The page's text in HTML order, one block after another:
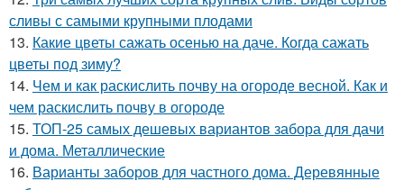
сливы с самыми крупными плодами
13. Какие цветы сажать осенью на даче. Когда сажать
цветы под зиму?
14. Чем и как раскислить почву на огороде весной. Как и
чем раскислить почву в огороде
15. ТОП-25 самых дешевых вариантов забора для дачи
и дома. Металлические
16. Варианты заборов для частного дома. Деревянные